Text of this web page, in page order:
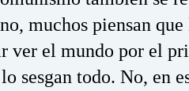
muchos piensan
ver el mundo por el
sesgan todo. No, en